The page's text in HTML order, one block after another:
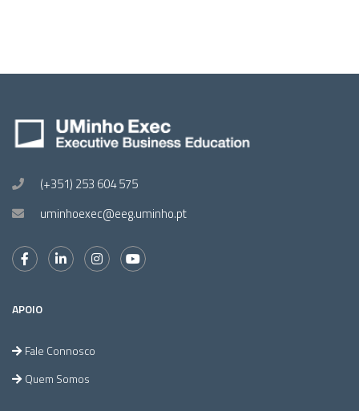
(+351) 253 604 575
uminhoexec@eeg.uminho.pt
APOIO
Fale Connosco
Quem Somos